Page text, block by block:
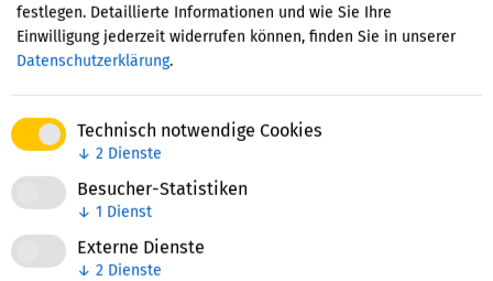
festlegen. Detaillierte Informationen und wie Sie Ihre
Einwilligung jederzeit widerrufen können, finden Sie in unserer
Datenschutzerklärung.
Technisch notwendige Cookies
↓ 2 Dienste
Besucher-Statistiken
↓ 1 Dienst
Externe Dienste
↓ 2 Dienste
Nettie-Finder
Zuletzt bearbeitet: 04. November 2025